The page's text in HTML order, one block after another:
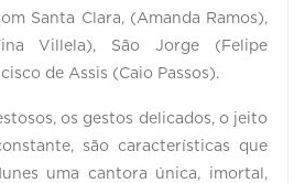
Santa Clara, (Amanda Ramos),
Villela), São Jorge (Felipe
de Assis (Caio Passos).
os gestos delicados, o jeito
são características que
uma cantora única, imortal,